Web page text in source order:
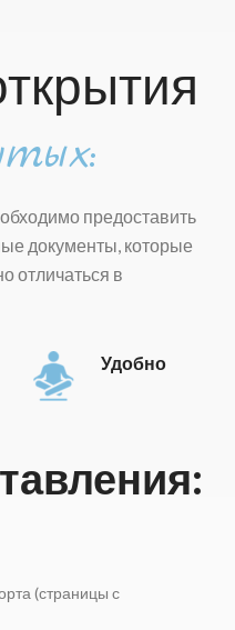
предоставить
документы, которые
отличаться в
Удобно
(страницы с